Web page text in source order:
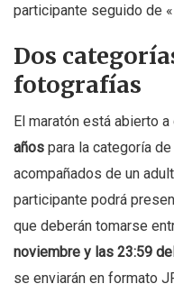
participante seguido de
Dos
fotografías
El maratón está abierto
años para la categoría
acompañados de un
participante podrá
que deberán tomarse
noviembre y las 23:59
se enviarán en formato